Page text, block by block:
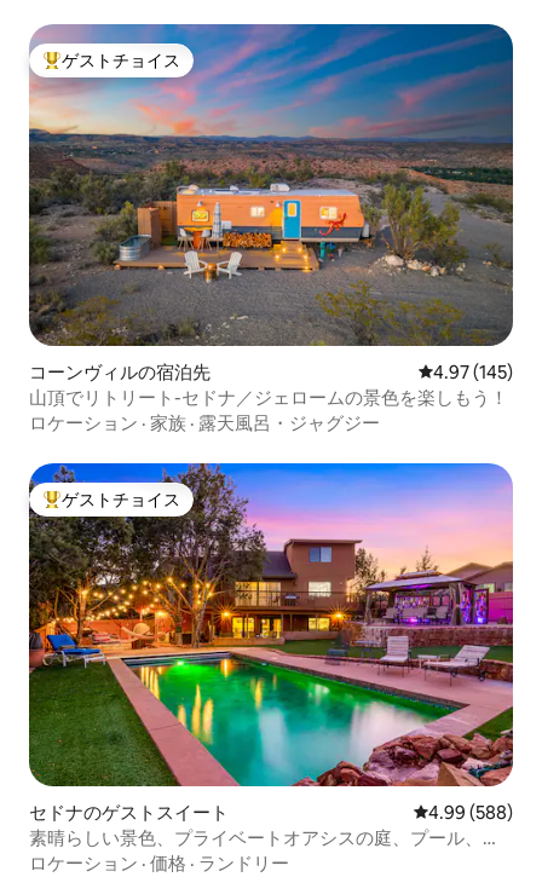
大好評のゲストチョイスです。
ゲストチョイス
コーンヴィルの宿泊先 レビュー145
4.97 (145)
山頂でリトリート-セドナ／ジェロームの景色を楽しもう！
ロケーション · 家族 · 露天風呂・ジャグジー
大好評のゲストチョイスです。
ゲストチョイス
セドナのゲストスイート レビュー588
4.99 (588)
素晴らしい景色、プライベートオアシスの庭、プール、ジ
ャグジー。
ロケーション · 価格 · ランドリー